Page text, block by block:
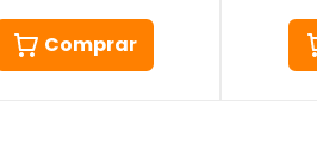
Comprar